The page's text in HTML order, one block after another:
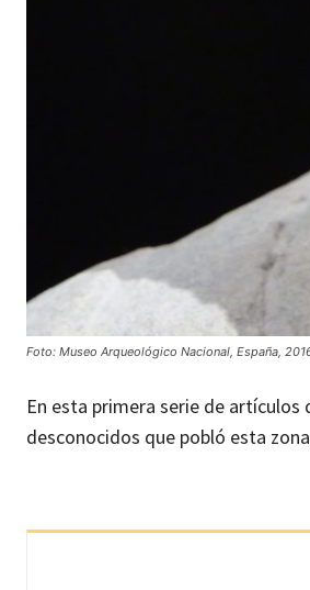
Foto: Museo Arqueológico Nacional, España,
En esta primera serie de artículos
desconocidos que pobló esta zona